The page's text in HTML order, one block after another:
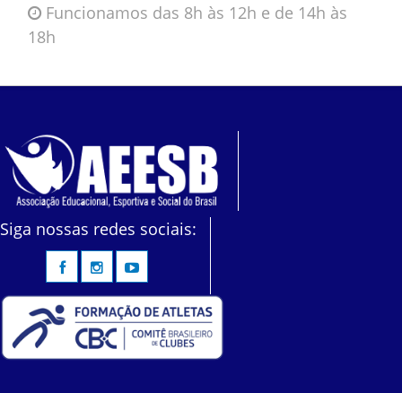
Funcionamos das 8h às 12h e de 14h às
18h
Siga nossas redes sociais: